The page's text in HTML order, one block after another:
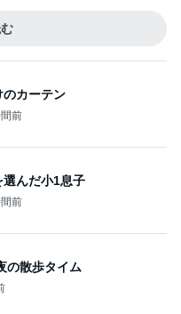
のカーテン
前
選んだ小1息子
前
の散歩タイム